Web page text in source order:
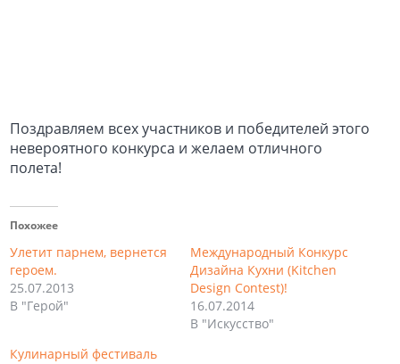
Поздравляем всех участников и победителей этого
невероятного конкурса и желаем отличного
полета!
Похожее
Улетит парнем, вернется
героем.
25.07.2013
В "Герой"
Международный Конкурс
Дизайна Кухни (Kitchen
Design Contest)!
16.07.2014
В "Искусство"
Кулинарный фестиваль